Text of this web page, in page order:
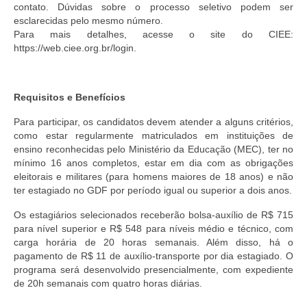
contato. Dúvidas sobre o processo seletivo podem ser
esclarecidas pelo mesmo número.
Para mais detalhes, acesse o site do CIEE:
https://web.ciee.org.br/login.
Requisitos e Benefícios
Para participar, os candidatos devem atender a alguns critérios,
como estar regularmente matriculados em instituições de
ensino reconhecidas pelo Ministério da Educação (MEC), ter no
mínimo 16 anos completos, estar em dia com as obrigações
eleitorais e militares (para homens maiores de 18 anos) e não
ter estagiado no GDF por período igual ou superior a dois anos.
Os estagiários selecionados receberão bolsa-auxílio de R$ 715
para nível superior e R$ 548 para níveis médio e técnico, com
carga horária de 20 horas semanais. Além disso, há o
pagamento de R$ 11 de auxílio-transporte por dia estagiado. O
programa será desenvolvido presencialmente, com expediente
de 20h semanais com quatro horas diárias.